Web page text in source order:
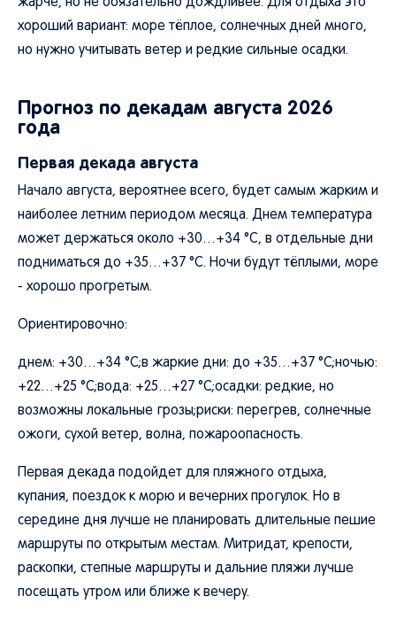
жарче, но не обязательно дождливее. Для отдыха это
хороший вариант: море тёплое, солнечных дней много,
но нужно учитывать ветер и редкие сильные осадки.
Прогноз по декадам августа 2026
года
Первая декада августа
Начало августа, вероятнее всего, будет самым жарким и
наиболее летним периодом месяца. Днем температура
может держаться около +30…+34 °C, в отдельные дни
подниматься до +35…+37 °C. Ночи будут тёплыми, море
- хорошо прогретым.
Ориентировочно:
днем: +30…+34 °C;в жаркие дни: до +35…+37 °C;ночью:
+22…+25 °C;вода: +25…+27 °C;осадки: редкие, но
возможны локальные грозы;риски: перегрев, солнечные
ожоги, сухой ветер, волна, пожароопасность.
Первая декада подойдет для пляжного отдыха,
купания, поездок к морю и вечерних прогулок. Но в
середине дня лучше не планировать длительные пешие
маршруты по открытым местам. Митридат, крепости,
раскопки, степные маршруты и дальние пляжи лучше
посещать утром или ближе к вечеру.